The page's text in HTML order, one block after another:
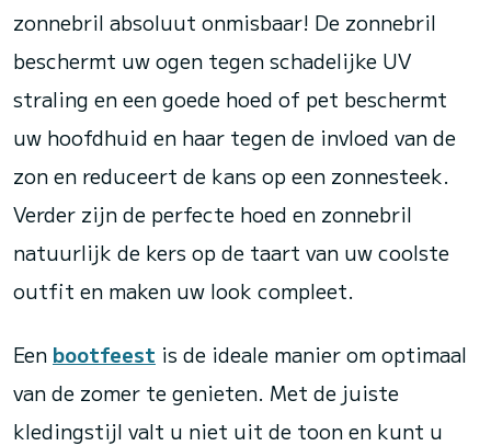
zonnebril absoluut onmisbaar! De zonnebril
beschermt uw ogen tegen schadelijke UV
straling en een goede hoed of pet beschermt
uw hoofdhuid en haar tegen de invloed van de
zon en reduceert de kans op een zonnesteek.
Verder zijn de perfecte hoed en zonnebril
natuurlijk de kers op de taart van uw coolste
outfit en maken uw look compleet.
Een bootfeest is de ideale manier om optimaal
van de zomer te genieten. Met de juiste
kledingstijl valt u niet uit de toon en kunt u